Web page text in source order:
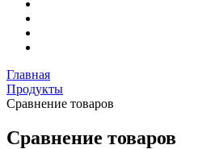
Главная
Продукты
Сравнение товаров
Сравнение товаров